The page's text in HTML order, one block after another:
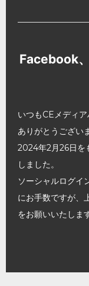
Facebook
いつもCEメディ
ありがとうござい
2024年2月26日を
しました。
ソーシャルログイ
にお手数ですが、
をお願いいたします